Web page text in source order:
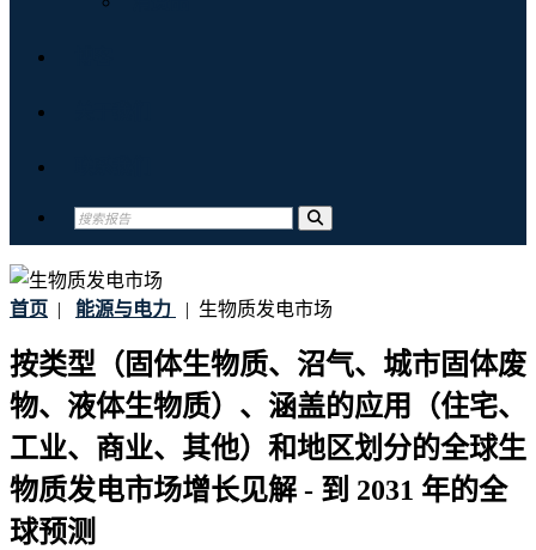
首页 | 能源与电力 | 生物质发电市场
按类型（固体生物质、沼气、城市固体废
物、液体生物质）、涵盖的应用（住宅、
工业、商业、其他）和地区划分的全球生
物质发电市场增长见解 - 到 2031 年的全
球预测